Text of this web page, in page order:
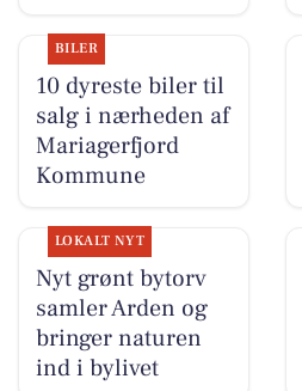
BILER
10 dyreste biler til
salg i nærheden af
Mariagerfjord
Kommune
LOKALT NYT
Nyt grønt bytorv
samler Arden og
bringer naturen
ind i bylivet